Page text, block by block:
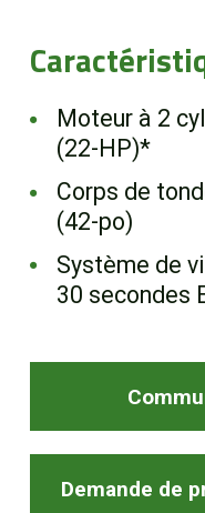
Moteur à 2
(22-HP)*
Corps de
(42-po)
Système de
30 secondes
Demande de